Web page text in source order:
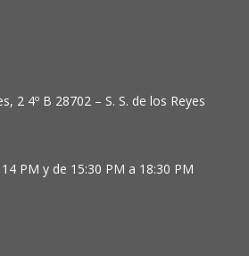
2 4º B 28702 – S. S. de los Reyes
PM y de 15:30 PM a 18:30 PM